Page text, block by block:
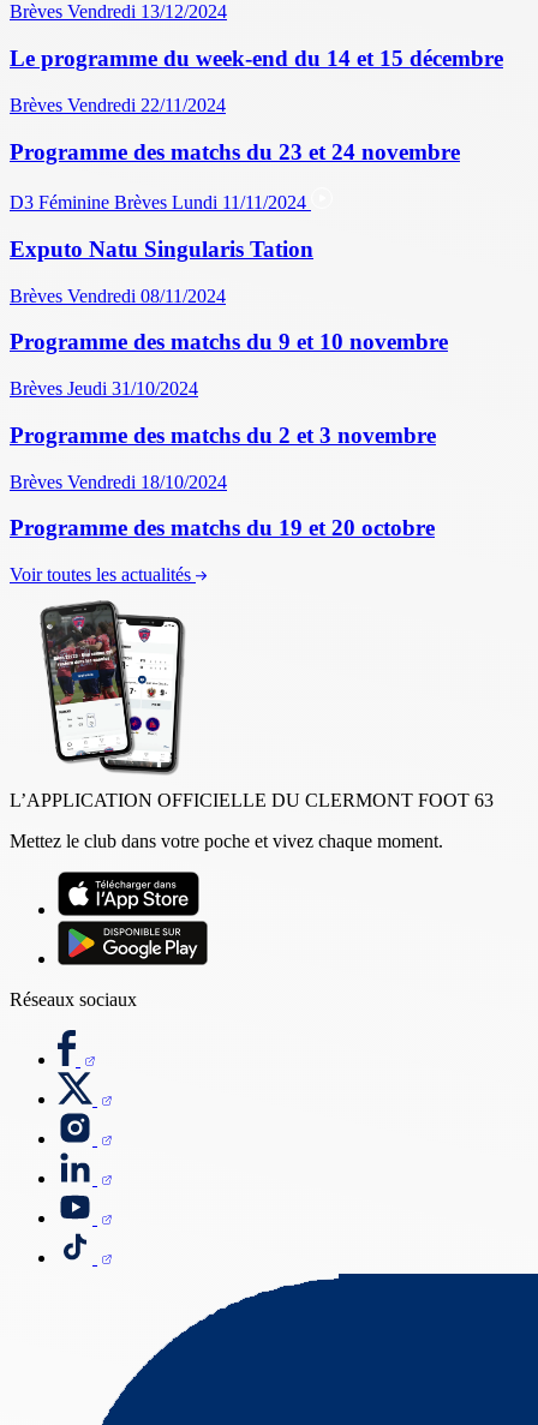
Brèves Vendredi 13/12/2024
Le programme du week-end du 14 et 15 décembre
Brèves Vendredi 22/11/2024
Programme des matchs du 23 et 24 novembre
D3 Féminine Brèves Lundi 11/11/2024
Exputo Natu Singularis Tation
Brèves Vendredi 08/11/2024
Programme des matchs du 9 et 10 novembre
Brèves Jeudi 31/10/2024
Programme des matchs du 2 et 3 novembre
Brèves Vendredi 18/10/2024
Programme des matchs du 19 et 20 octobre
Voir toutes les actualités
L’APPLICATION OFFICIELLE DU CLERMONT FOOT 63
Mettez le club dans votre poche et vivez chaque moment.
Réseaux sociaux